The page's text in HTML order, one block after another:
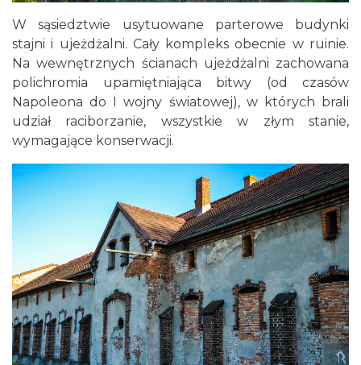
W sąsiedztwie usytuowane parterowe budynki
stajni i ujeżdżalni. Cały kompleks obecnie w ruinie.
Na wewnętrznych ścianach ujeżdżalni zachowana
polichromia upamiętniająca bitwy (od czasów
Napoleona do I wojny światowej), w których brali
udział raciborzanie, wszystkie w złym stanie,
wymagające konserwacji.